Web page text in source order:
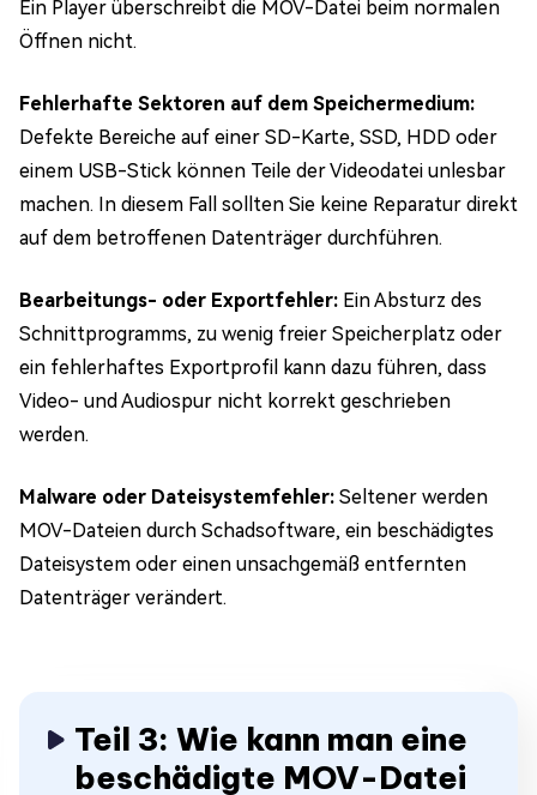
Ein Player überschreibt die MOV-Datei beim normalen
Öffnen nicht.
Fehlerhafte Sektoren auf dem Speichermedium:
Defekte Bereiche auf einer SD-Karte, SSD, HDD oder
einem USB-Stick können Teile der Videodatei unlesbar
machen. In diesem Fall sollten Sie keine Reparatur direkt
auf dem betroffenen Datenträger durchführen.
Bearbeitungs- oder Exportfehler: Ein Absturz des
Schnittprogramms, zu wenig freier Speicherplatz oder
ein fehlerhaftes Exportprofil kann dazu führen, dass
Video- und Audiospur nicht korrekt geschrieben
werden.
Malware oder Dateisystemfehler: Seltener werden
MOV-Dateien durch Schadsoftware, ein beschädigtes
Dateisystem oder einen unsachgemäß entfernten
Datenträger verändert.
Teil 3: Wie kann man eine
beschädigte MOV-Datei